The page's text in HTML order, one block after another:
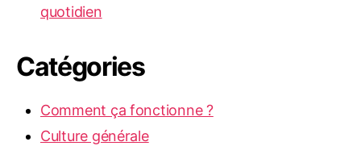
quotidien
Catégories
Comment ça fonctionne ?
Culture générale